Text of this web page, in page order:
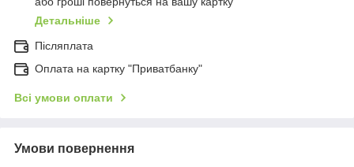
Детальніше
Післяплата
Оплата на картку "Приватбанку"
Всі умови оплати
Умови повернення